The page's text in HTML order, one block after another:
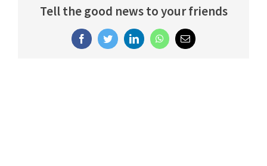
Tell the good news to your friends
FacebookTwitterLinkedInWhatsAppEmail